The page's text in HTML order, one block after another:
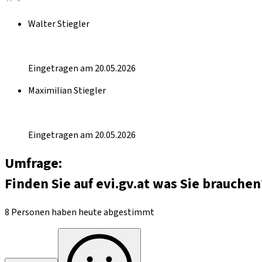
Walter Stiegler
Eingetragen am 20.05.2026
Maximilian Stiegler
Eingetragen am 20.05.2026
Umfrage:
Finden Sie auf evi.gv.at was Sie
8 Personen haben heute abgestimmt